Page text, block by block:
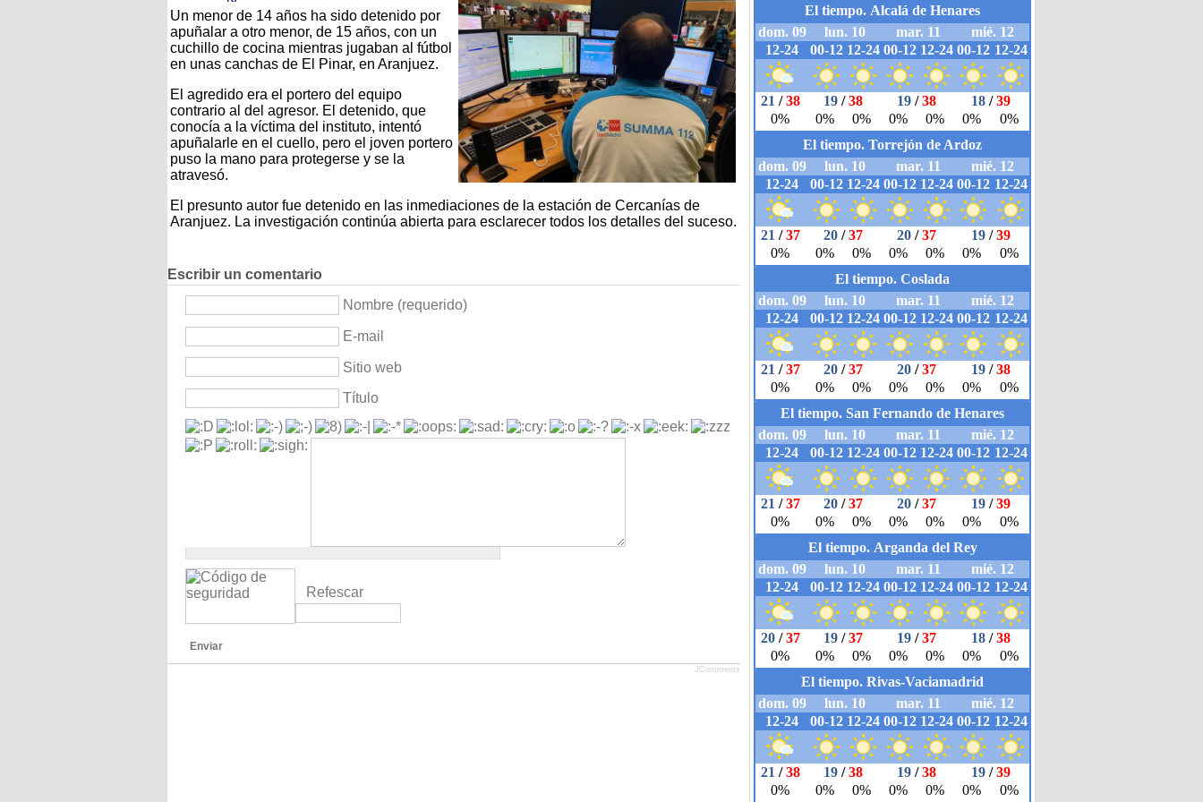
Un menor de 14 años ha sido detenido por
apuñalar a otro menor, de 15 años, con un
cuchillo de cocina mientras jugaban al fútbol
en unas canchas de El Pinar, en Aranjuez.
El agredido era el portero del equipo
contrario al del agresor. El detenido, que
conocía a la víctima del instituto, intentó
apuñalarle en el cuello, pero el joven portero
puso la mano para protegerse y se la
atravesó.
El presunto autor fue detenido en las inmediaciones de la estación de Cercanías de
Aranjuez. La investigación continúa abierta para esclarecer todos los detalles del suceso.
Escribir un comentario
Nombre (requerido)
E-mail
Sitio web
Título
Refescar
Enviar
JComments